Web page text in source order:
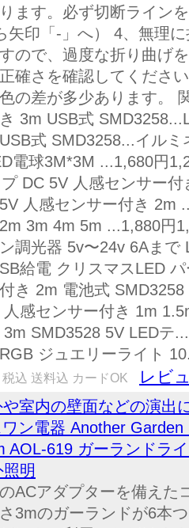
ます。必ず切断ライン
矢印「-」へ） 4、無理
ので、過度な折り曲げ
確さを確認してくだ
の差が多少あります。
3m USB式
式 SMD3258...イル
電球3M*3M ...1,680円
DC 5V 人感センサー
人感センサー付き 2m
3m 4m 5m ...1,880円
調光器 5v〜24v 6Aま
給電 クリスマスLED
き 2m 電池式
人感センサー付き 1m
3m SMD3528 5V LEDテ
ジュエリーライト
税込 送料込 カードOK レビ
や室内の壁面などの演出
ン電器 Another
AOL-619 ガーランドラ
明
ACアダプターを備えた
3mのガーランドが6本